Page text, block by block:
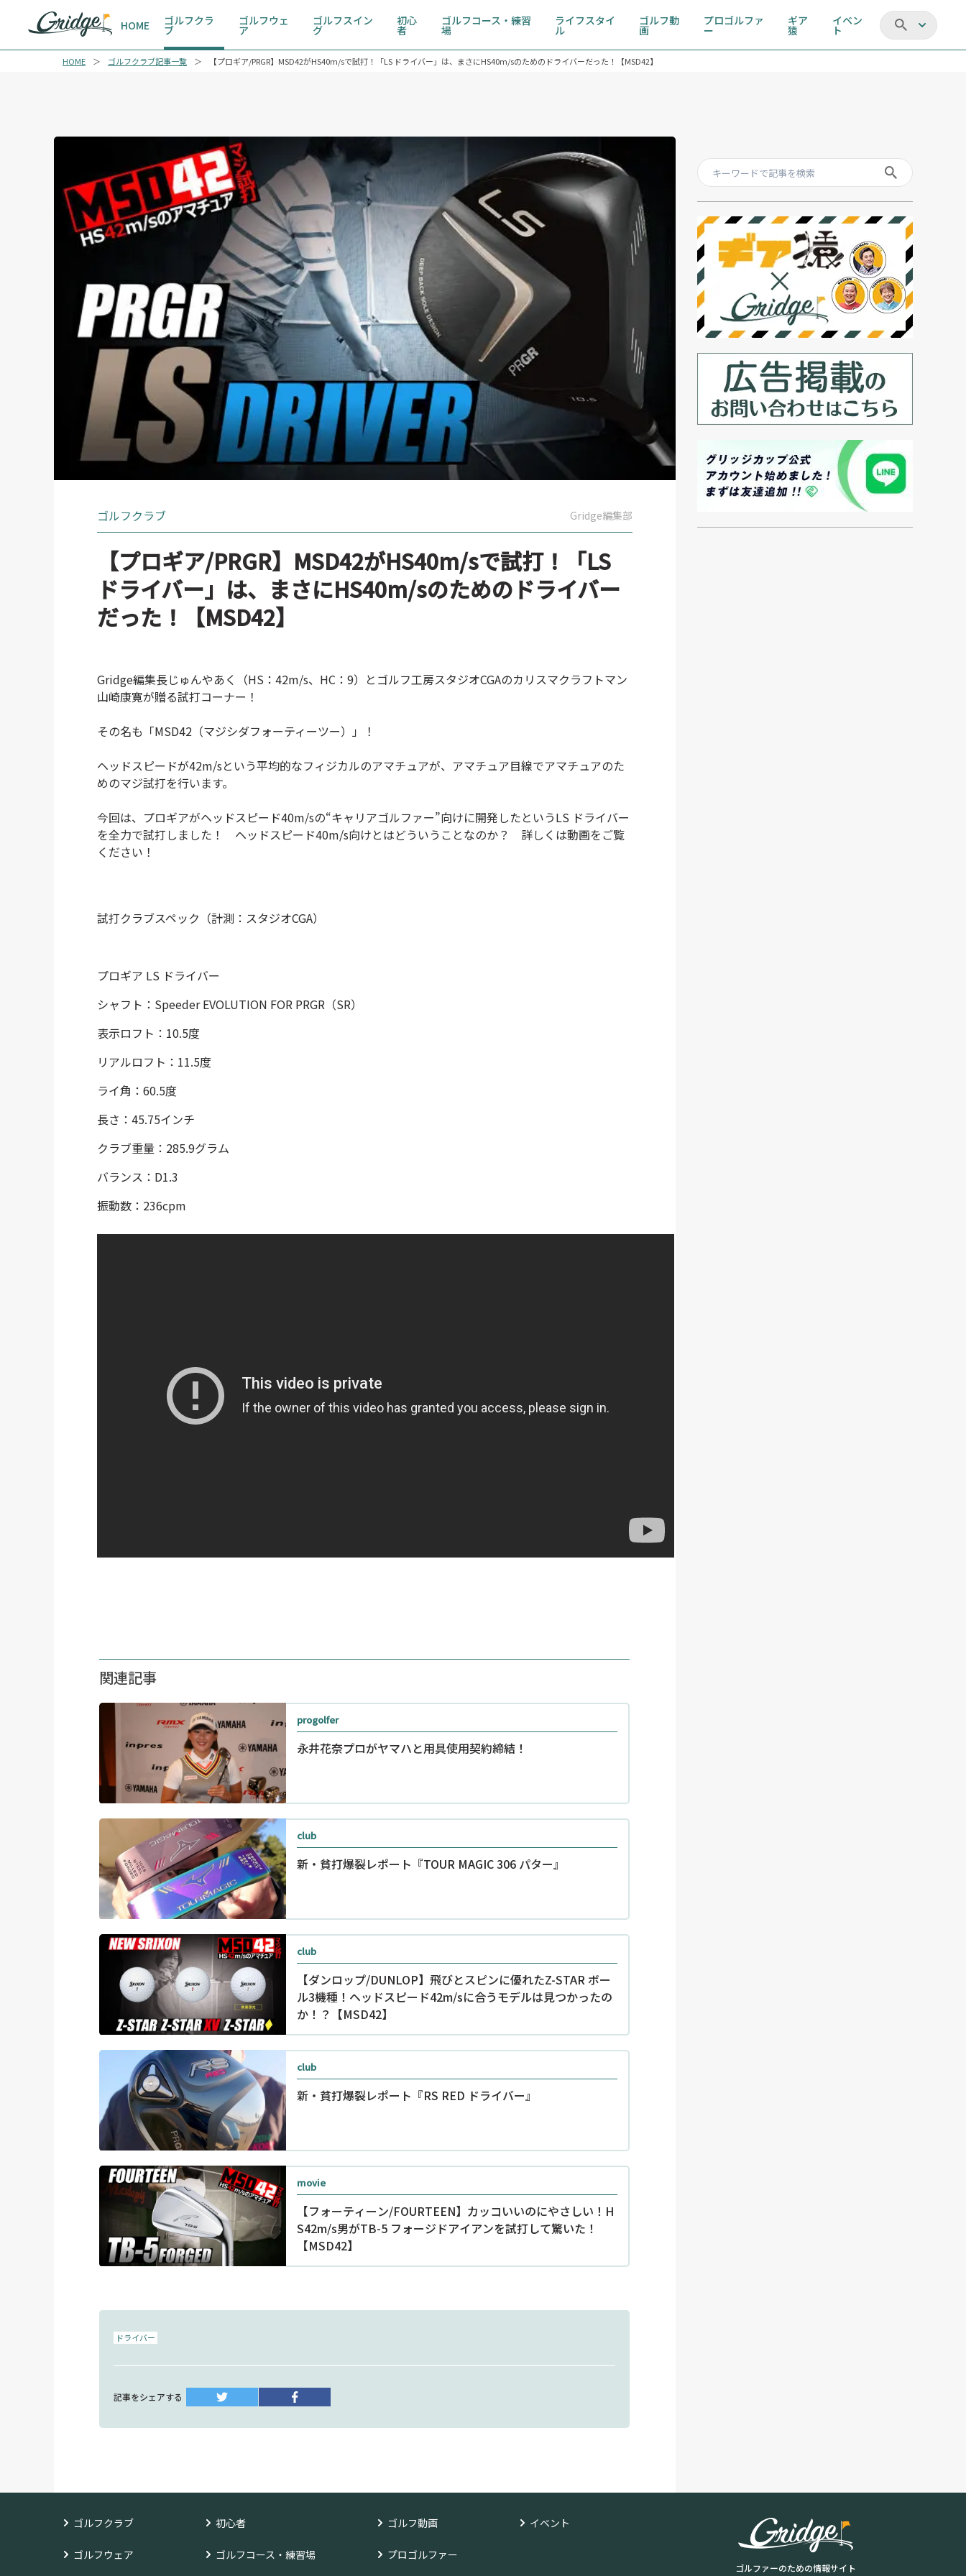
HOME ゴルフクラ
ブ
ゴルフウェ
ア
ゴルフスイン
グ
初心
者
ゴルフコース・練習
場
ライフスタイ
ル
ゴルフ動
画
プロゴルファ
ー
ギア
猿
イベン
ト
HOME ゴルフクラブ記事一覧 【プロギア/PRGR】MSD42がHS40m/sで試打！「LS ドライバー」は、まさにHS40m/sのためのドライバーだった！【MSD42】
ゴルフクラブ Gridge編集部
【プロギア/PRGR】MSD42がHS40m/sで試打！「LS
ドライバー」は、まさにHS40m/sのためのドライバー
だった！【MSD42】
Gridge編集長じゅんやあく（HS：42m/s、HC：9）とゴルフ工房スタジオCGAのカリスマクラフトマン
山崎康寛が贈る試打コーナー！
その名も「MSD42（マジシダフォーティーツー）」！
ヘッドスピードが42m/sという平均的なフィジカルのアマチュアが、アマチュア目線でアマチュアのた
めのマジ試打を行います。
今回は、プロギアがヘッドスピード40m/sの“キャリアゴルファー”向けに開発したというLS ドライバー
を全力で試打しました！ ヘッドスピード40m/s向けとはどういうことなのか？ 詳しくは動画をご覧
ください！
試打クラブスペック（計測：スタジオCGA）
プロギア LS ドライバー
シャフト：Speeder EVOLUTION FOR PRGR（SR）
表示ロフト：10.5度
リアルロフト：11.5度
ライ角：60.5度
長さ：45.75インチ
クラブ重量：285.9グラム
バランス：D1.3
振動数：236cpm
関連記事
progolfer
永井花奈プロがヤマハと用具使用契約締結！
club
新・貧打爆裂レポート『TOUR MAGIC 306 パター』
club
【ダンロップ/DUNLOP】飛びとスピンに優れたZ-STAR ボー
ル3機種！ヘッドスピード42m/sに合うモデルは見つかったの
か！？【MSD42】
club
新・貧打爆裂レポート『RS RED ドライバー』
movie
【フォーティーン/FOURTEEN】カッコいいのにやさしい！H
S42m/s男がTB-5 フォージドアイアンを試打して驚いた！
【MSD42】
ドライバー
記事をシェアする
ゴルフクラブ
ゴルフウェア
初心者
ゴルフコース・練習場
ゴルフ動画
プロゴルファー
イベント
ゴルファーのための情報サイト